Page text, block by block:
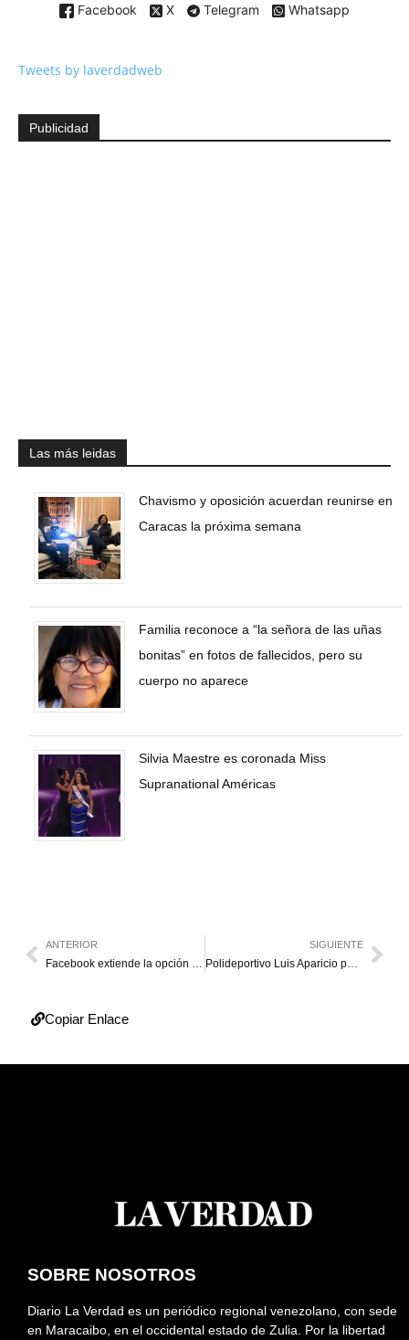
Facebook X Telegram Whatsapp
Tweets by laverdadweb
Publicidad
Las más leidas
Chavismo y oposición acuerdan reunirse en
Caracas la próxima semana
Familia reconoce a “la señora de las uñas
bonitas” en fotos de fallecidos, pero su
cuerpo no aparece
Silvia Maestre es coronada Miss
Supranational Américas
ANTERIOR
Facebook extiende la opción de “Me gusta”
SIGUIENTE
Polideportivo Luis Aparicio pasa a manos de la Gobernación
Copiar Enlace
SOBRE NOSOTROS
Diario La Verdad es un periódico regional venezolano, con sede
en Maracaibo, en el occidental estado de Zulia. Por la libertad